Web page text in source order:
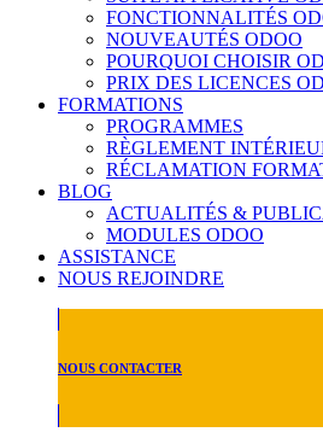
FONCTIONNALITÉS
NOUVEAUTÉS ODOO
POURQUOI CHOISIR
PRIX DES LICENCES
FORMATIONS
PROGRAMMES
RÈGLEMENT
RÉCLAMATION
BLOG
ACTUALITÉS &
MODULES ODOO
ASSISTANCE
NOUS REJOINDRE
NOUS CONTACTER